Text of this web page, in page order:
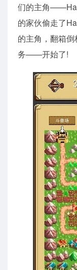
们的主角
的家伙偷走了
的主角，翻箱
务——开始了!